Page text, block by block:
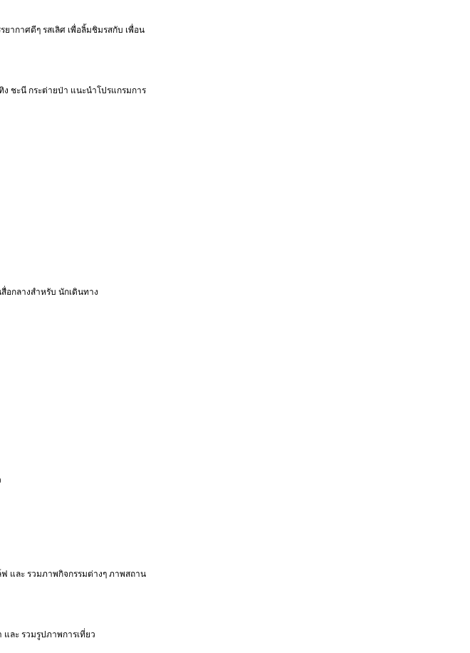
ยากาศดีๆ รสเลิศ เพื่อลิ้มชิมรสกับ เพื่อน
ง ชะนี กระต่ายป่า แนะนำโปรแกรมการ
อกลางสำหรับ นักเดินทาง
และ รวมภาพกิจกรรมต่างๆ ภาพสถาน
และ รวมรูปภาพการเที่ยว